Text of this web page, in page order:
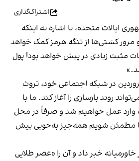
اشتراک‌گذاری
ایالات متحده، با اشاره به اینکه
مرور کشتی‌ها از تنگه هرمز کمک خواهد
مثبت زیادی در پیش خواهد بود! پول
چهارشنبه ۱۹ فروردین در شبکه اجتماعی خود، تروث
روند بازسازی را آغاز کند. ما با
وارد عمل خواهیم شد و صرفاً در محل
مطمئن شویم همه‌چیز به‌خوبی پیش
خاورمیانه خبر داد و آن را «عصر طلایی